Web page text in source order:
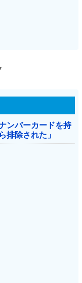
ンバーカードを持
排除された」